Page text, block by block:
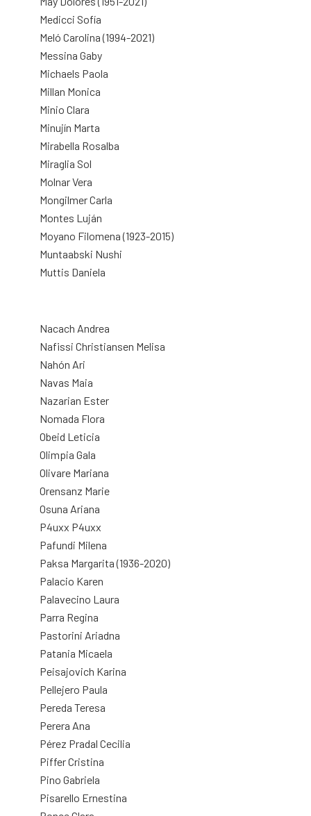
Medicci Sofía
Meló Carolina (1994-2021)
Messina Gaby
Michaels Paola
Millan Monica
Minio Clara
Minujín Marta
Mirabella Rosalba
Miraglia Sol
Molnar Vera
Mongilmer Carla
Montes Luján
Moyano Filomena (1923-2015)
Muntaabski Nushi
Muttis Daniela
Nacach Andrea
Nafissi Christiansen Melisa
Nahón Ari
Navas Maia
Nazarian Ester
Nomada Flora
Obeid Leticia
Olimpia Gala
Olivare Mariana
Orensanz Marie
Osuna Ariana
P4uxx P4uxx
Pafundi Milena
Paksa Margarita (1936-2020)
Palacio Karen
Palavecino Laura
Parra Regina
Pastorini Ariadna
Patania Micaela
Peisajovich Karina
Pellejero Paula
Pereda Teresa
Perera Ana
Pérez Pradal Cecilia
Piffer Cristina
Pino Gabriela
Pisarello Ernestina